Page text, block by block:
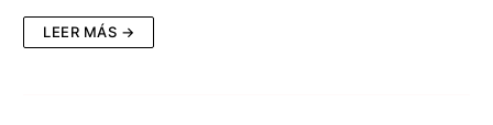
LEER MÁS →